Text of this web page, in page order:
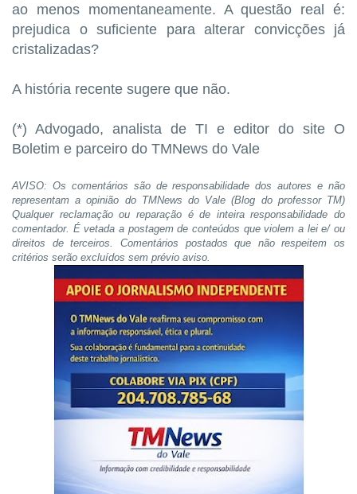
ao menos momentaneamente. A questão real é:
prejudica o suficiente para alterar convicções já
cristalizadas?
A história recente sugere que não.
(*) Advogado, analista de TI e editor do site O
Boletim e parceiro do TMNews do Vale
AVISO: Os comentários são de responsabilidade dos autores e não
representam a opinião do TMNews do Vale (Blog do professor TM)
Qualquer reclamação ou reparação é de inteira responsabilidade do
comentador. É vetada a postagem de conteúdos que violem a lei e/ ou
direitos de terceiros. Comentários postados que não respeitem os
critérios serão excluídos sem prévio aviso.